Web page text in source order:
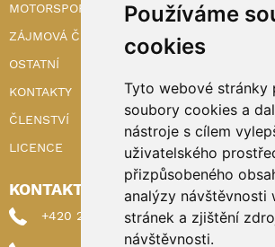
Používáme
cookies
Tyto webové stránky
soubory cookies a
nástroje s cílem
uživatelského
přizpůsobeného
analýzy návštěvnosti
stránek a zjištění
návštěvnosti.
MOTORSPORT
ZÁJMOVÁ ČINNOST
OSTATNÍ
KONTAKTY
ČLENSTVÍ
LICENCE
KONTAKTY
+420 222 898 224 (sekretariat)